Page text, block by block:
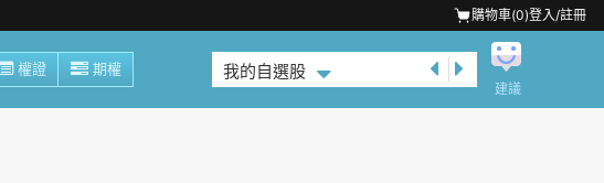
購物車(0)登入/註冊
權證 期權 我的自選股
建議